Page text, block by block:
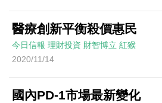
醫療創新平衡殺價惠民
今日信報 理財投資 財智博立 紅猴
2020/11/14
國內PD-1市場最新變化